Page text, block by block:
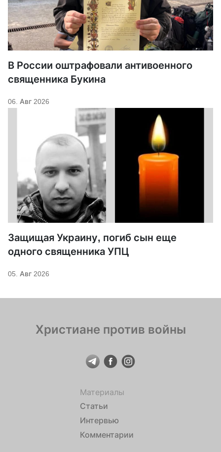
В России оштрафовали антивоенного
священника Букина
06. Авг 2026
Защищая Украину, погиб сын еще
одного священника УПЦ
05. Авг 2026
Христиане против войны
Материалы
Статьи
Интервью
Комментарии